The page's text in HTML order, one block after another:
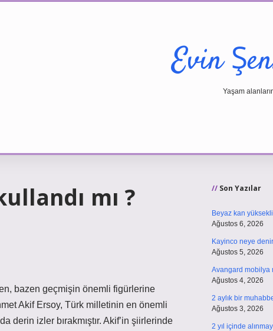
Evin
Yaşam
mı ?
bazen geçmişin önemli figürlerine
Akif Ersoy, Türk milletinin en önemli
derin izler bırakmıştır. Akif’in şiirlerinde
Son Yazılar
Beyaz kan
Ağustos 6, 2026
Kayinco neye
Ağustos 5, 2026
Avangard mobilya
Ağustos 4, 2026
2 aylık bir
Ağustos 3, 2026
2 yıl içinde